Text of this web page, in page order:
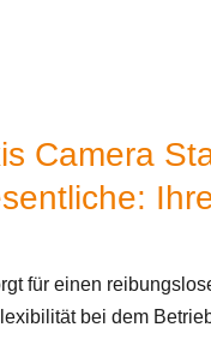
Camera
für einen
bei dem